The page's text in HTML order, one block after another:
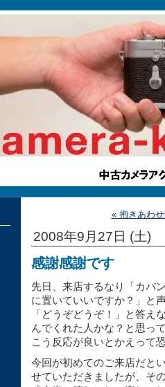
« 抱きあわ
2008年9月27日 (土)
感謝感謝です
先日、来店するなり「カバ
に置いていいですか？」と
「どうぞどうぞ！」と答え
んでくれた人かな？と思っ
こう反応が良いとかえって
今回が初めてのご来店だと
せていただきましたが、そ